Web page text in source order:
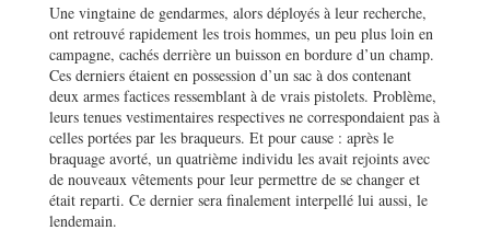
Une vingtaine de gendarmes, alors déployés à leur recherche,
ont retrouvé rapidement les trois hommes, un peu plus loin en
campagne, cachés derrière un buisson en bordure d’un champ.
Ces derniers étaient en possession d’un sac à dos contenant
deux armes factices ressemblant à de vrais pistolets. Problème,
leurs tenues vestimentaires respectives ne correspondaient pas à
celles portées par les braqueurs. Et pour cause : après le
braquage avorté, un quatrième individu les avait rejoints avec
de nouveaux vêtements pour leur permettre de se changer et
était reparti. Ce dernier sera finalement interpellé lui aussi, le
lendemain.